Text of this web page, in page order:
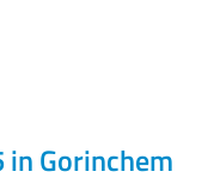
DUW EN
Gorinchem